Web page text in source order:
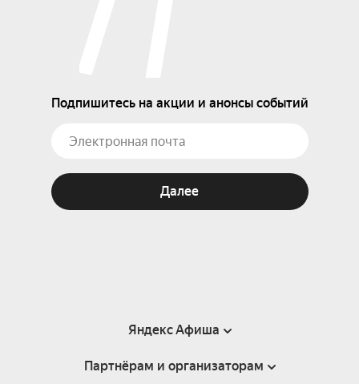
Подпишитесь на акции и анонсы событий
Далее
Яндекс Афиша
Справка
Партнёрам и организаторам